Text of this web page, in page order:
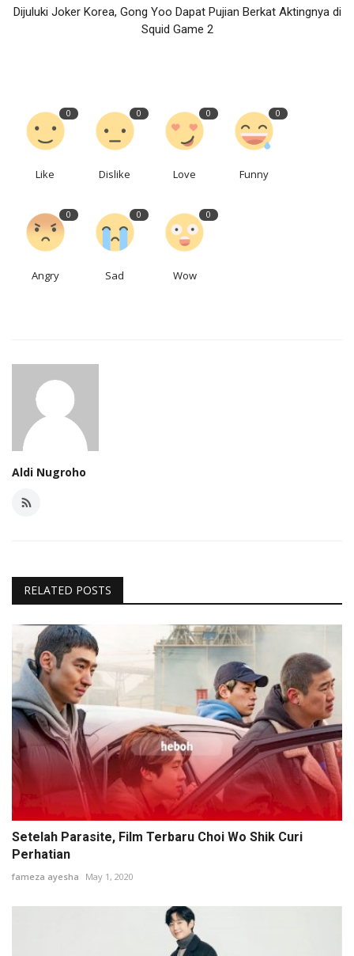
Dijuluki Joker Korea, Gong Yoo Dapat Pujian Berkat Aktingnya di
Squid Game 2
0
Like
0
Dislike
0
Love
0
Funny
0
Angry
0
Sad
0
Wow
Aldi Nugroho
RELATED POSTS
Setelah Parasite, Film Terbaru Choi Wo Shik Curi
Perhatian
fameza ayesha May 1, 2020